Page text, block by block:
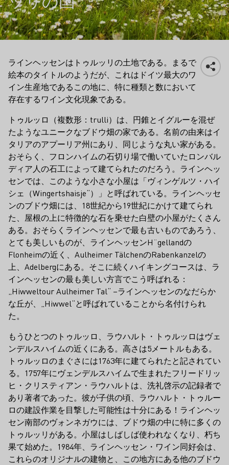
ラインヘッセンはトゥルッリの土地である。まるで
絵本のタイトルのようだが、これはドイツ最大のワ
イン生産地であるこの地に、特に種類と数において
存在するワイン文化現象である。
トゥルッロ（複数形：trulli）は、円錐とイグルーを混ぜ
たようなユニークなブドウ畑の家である。名前の由来はイ
タリアのアプーリア州にあり、同じような丸い家がある。
おそらく、フロンハイムの石切り場で働いていたロンバル
ディア人の石工によって建てられたのだろう。ラインヘッ
センでは、このような小さな小屋は「ヴィンゲルツ・ハイ
シェ（Wingerts­haisje“）」と呼ばれている。ラインヘッセ
ンのブドウ畑には、18世紀から19世紀にかけて建てられ
た、屋根の上に特徴的な石を乗せた白壁の小屋がたくさん
ある。おそらくラインヘッセンで最も古いものであろう、
とても美しいものが、ラインヘッセンH¨gellandの
Flonheimの近く、Aulheimer TälchenのRabenkanzelの
上、Adel­bergにある。そこに続くハイキングコースは、ラ
インヘッセンの最も美しい方言でこう呼ばれる：
„Hiwweltour Aulheimer Tal“ –ラインヘッセンのなだらか
な丘が、„Hiwwel“と呼ばれていることから名付けられ
た。
もうひとつのトゥルッロ、ラウハルト・トゥルッロはヴェ
ンデルスハイムの近くにある。高さは5メートルもある。
トゥルッロのまぐさには1763年に建てられたと記されてい
る。1757年にヴェンデルスハイムで生まれたフリードリッ
ヒ・クリスティアン・ラウハルトは、洗礼啓示の記録者で
あり著者であった。彼が子供の頃、ラウハルト・トゥルー
ロの建設作業を目撃した可能性は十分にある！ラインヘッ
セン南部のヴォンネガウには、ブドウ畑の中に特に多くの
トゥルッリがある。小屋はしばしば使われなくなり、朽ち
果て始めた。1984年、ラインヘッセン・ワイン同好会は、
これらのオリジナルの建物と、この地方にある他のブドウ